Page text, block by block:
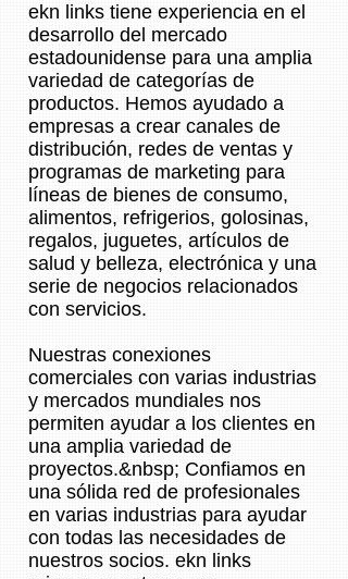
ekn links tiene experiencia en el
desarrollo del mercado
estadounidense para una amplia
variedad de categorías de
productos. Hemos ayudado a
empresas a crear canales de
distribución, redes de ventas y
programas de marketing para
líneas de bienes de consumo,
alimentos, refrigerios, golosinas,
regalos, juguetes, artículos de
salud y belleza, electrónica y una
serie de negocios relacionados
con servicios.
Nuestras conexiones
comerciales con varias industrias
y mercados mundiales nos
permiten ayudar a los clientes en
una amplia variedad de
proyectos.&nbsp; Confiamos en
una sólida red de profesionales
en varias industrias para ayudar
con todas las necesidades de
nuestros socios. ekn links